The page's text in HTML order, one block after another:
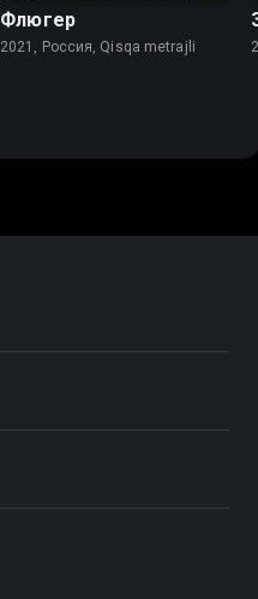
Флюгер
2021, Россия, Qisqa metrajli